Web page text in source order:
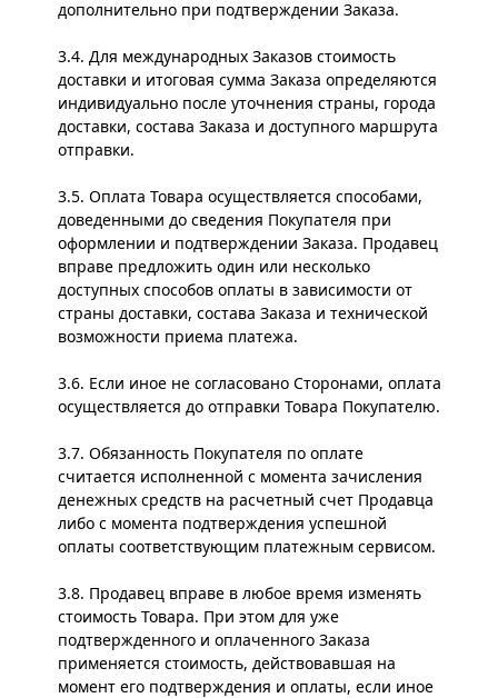
дополнительно при подтверждении Заказа.
3.4. Для международных Заказов стоимость
доставки и итоговая сумма Заказа определяются
индивидуально после уточнения страны, города
доставки, состава Заказа и доступного маршрута
отправки.
3.5. Оплата Товара осуществляется способами,
доведенными до сведения Покупателя при
оформлении и подтверждении Заказа. Продавец
вправе предложить один или несколько
доступных способов оплаты в зависимости от
страны доставки, состава Заказа и технической
возможности приема платежа.
3.6. Если иное не согласовано Сторонами, оплата
осуществляется до отправки Товара Покупателю.
3.7. Обязанность Покупателя по оплате
считается исполненной с момента зачисления
денежных средств на расчетный счет Продавца
либо с момента подтверждения успешной
оплаты соответствующим платежным сервисом.
3.8. Продавец вправе в любое время изменять
стоимость Товара. При этом для уже
подтвержденного и оплаченного Заказа
применяется стоимость, действовавшая на
момент его подтверждения и оплаты, если иное